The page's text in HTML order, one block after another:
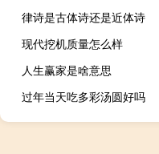
律诗是古体诗还是近体诗
现代挖机质量怎么样
人生赢家是啥意思
过年当天吃多彩汤圆好吗